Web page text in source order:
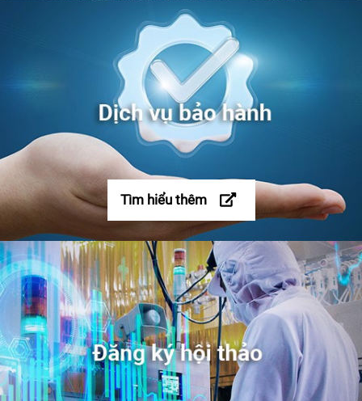
Tìm hiểu thêm
GỌI HOTLINE
Điện gia dụng
1800 58 58 33
1800 54 54 85